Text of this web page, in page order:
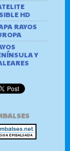
HD
RAYOS
Y